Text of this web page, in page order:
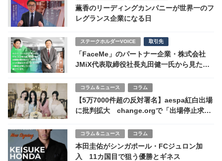
薫香のリーディングカンパニーが世界一のフ
レグランス企業になる日
ステークホルダーVOICE 取引先
「FaceMe」のパートナー企業・株式会社
JMiX代表取締役社長丸田健一氏から見たサ
コラム＆ニュース コラム
【5万7000件超の反対署名】aespa紅白出場
に批判拡大 change.orgで「出場停止求め
コラム＆ニュース コラム
本田圭佑がシンガポール・FCジュロン加
入 11カ国目で狙う優勝とギネス